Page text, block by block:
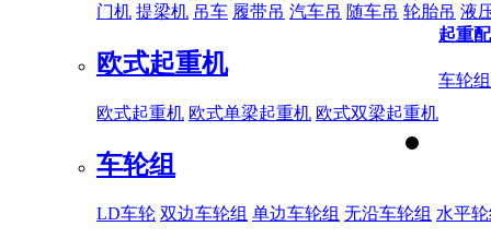
门机 提梁机 吊车 履带吊 汽车吊 随车吊 轮胎吊 液
欧式起重机
欧式起重机 欧式单梁起重机 欧式双梁起重机
起重
车轮组
车轮组
LD车轮 双边车轮组 单边车轮组 无沿车轮组 水平